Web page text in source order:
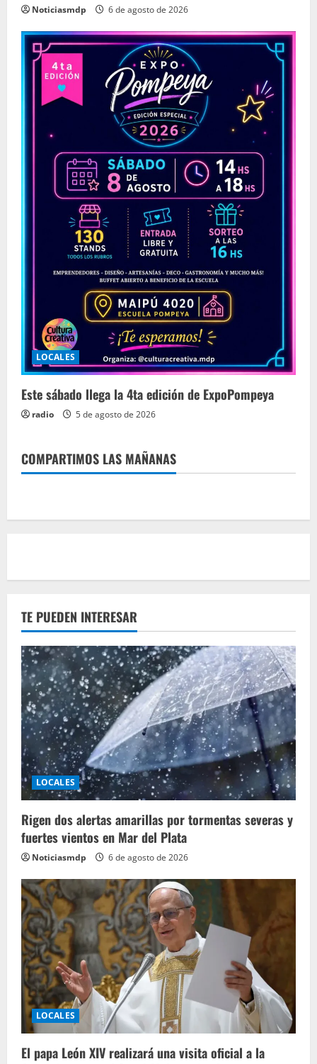
Noticiasmdp 6 de agosto de 2026
LOCALES
Este sábado llega la 4ta edición de ExpoPompeya
radio 5 de agosto de 2026
COMPARTIMOS LAS MAÑANAS
TE PUEDEN INTERESAR
LOCALES
Rigen dos alertas amarillas por tormentas severas y
fuertes vientos en Mar del Plata
Noticiasmdp 6 de agosto de 2026
LOCALES
El papa León XIV realizará una visita oficial a la